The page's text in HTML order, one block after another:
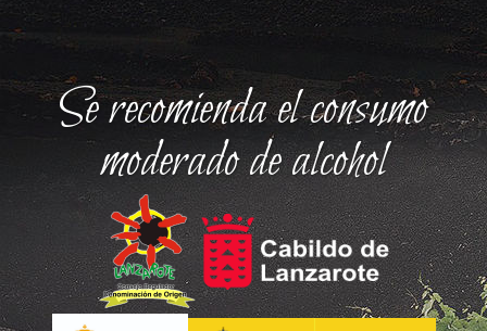
Se recomienda el consumo
moderado de alcohol